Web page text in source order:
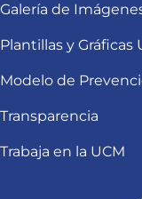
Galería de
Plantillas y Gráficas
Modelo de
Transparencia
Trabaja en la UCM